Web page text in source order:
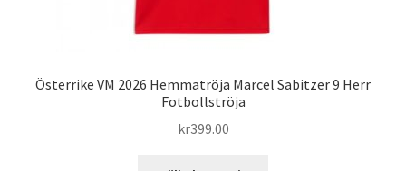
Österrike VM 2026 Hemmatröja Marcel Sabitzer 9 Herr
Fotbollströja
kr399.00